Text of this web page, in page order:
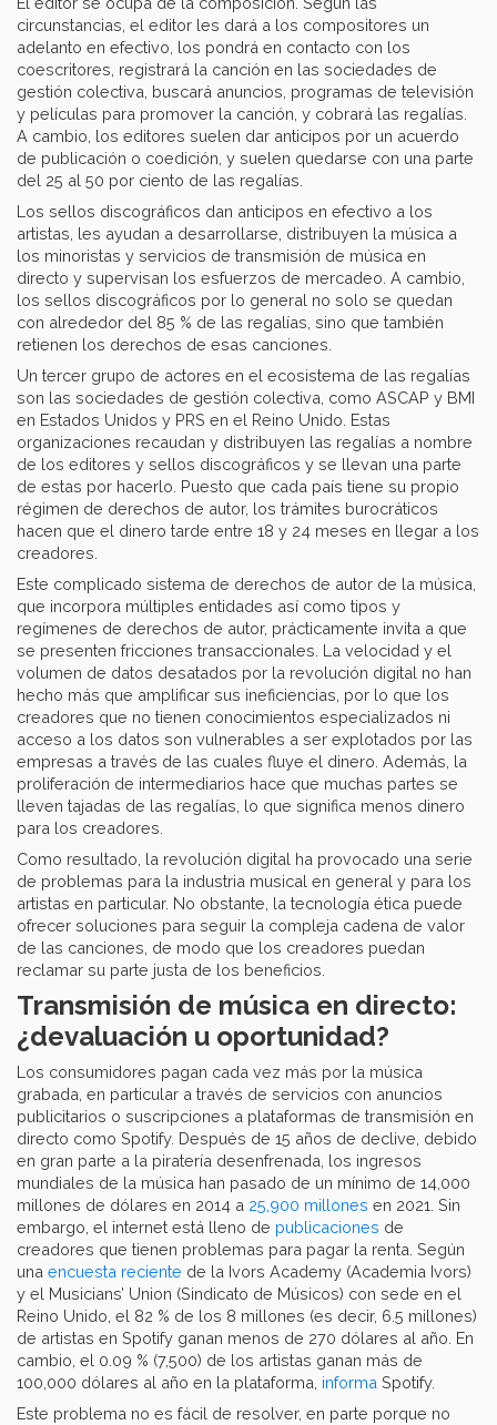
circunstancias, el editor les dará a los compositores un
adelanto en efectivo, los pondrá en contacto con los
coescritores, registrará la canción en las sociedades de
gestión colectiva, buscará anuncios, programas de televisión
y películas para promover la canción, y cobrará las regalías.
A cambio, los editores suelen dar anticipos por un acuerdo
de publicación o coedición, y suelen quedarse con una parte
del 25 al 50 por ciento de las regalías.
Los sellos discográficos dan anticipos en efectivo a los
artistas, les ayudan a desarrollarse, distribuyen la música a
los minoristas y servicios de transmisión de música en
directo y supervisan los esfuerzos de mercadeo. A cambio,
los sellos discográficos por lo general no solo se quedan
con alrededor del 85 % de las regalías, sino que también
retienen los derechos de esas canciones.
Un tercer grupo de actores en el ecosistema de las regalías
son las sociedades de gestión colectiva, como ASCAP y BMI
en Estados Unidos y PRS en el Reino Unido. Estas
organizaciones recaudan y distribuyen las regalías a nombre
de los editores y sellos discográficos y se llevan una parte
de estas por hacerlo. Puesto que cada país tiene su propio
régimen de derechos de autor, los trámites burocráticos
hacen que el dinero tarde entre 18 y 24 meses en llegar a los
creadores.
Este complicado sistema de derechos de autor de la música,
que incorpora múltiples entidades así como tipos y
regímenes de derechos de autor, prácticamente invita a que
se presenten fricciones transaccionales. La velocidad y el
volumen de datos desatados por la revolución digital no han
hecho más que amplificar sus ineficiencias, por lo que los
creadores que no tienen conocimientos especializados ni
acceso a los datos son vulnerables a ser explotados por las
empresas a través de las cuales fluye el dinero. Además, la
proliferación de intermediarios hace que muchas partes se
lleven tajadas de las regalías, lo que significa menos dinero
para los creadores.
Como resultado, la revolución digital ha provocado una serie
de problemas para la industria musical en general y para los
artistas en particular. No obstante, la tecnología ética puede
ofrecer soluciones para seguir la compleja cadena de valor
de las canciones, de modo que los creadores puedan
reclamar su parte justa de los beneficios.
Transmisión de música en directo:
¿devaluación u oportunidad?
Los consumidores pagan cada vez más por la música
grabada, en particular a través de servicios con anuncios
publicitarios o suscripciones a plataformas de transmisión en
directo como Spotify. Después de 15 años de declive, debido
en gran parte a la piratería desenfrenada, los ingresos
mundiales de la música han pasado de un mínimo de 14,000
millones de dólares en 2014 a 25,900 millones en 2021. Sin
embargo, el internet está lleno de publicaciones de
creadores que tienen problemas para pagar la renta. Según
una encuesta reciente de la Ivors Academy (Academia Ivors)
y el Musicians’ Union (Sindicato de Músicos) con sede en el
Reino Unido, el 82 % de los 8 millones (es decir, 6.5 millones)
de artistas en Spotify ganan menos de 270 dólares al año. En
cambio, el 0.09 % (7,500) de los artistas ganan más de
100,000 dólares al año en la plataforma, informa Spotify.
Este problema no es fácil de resolver, en parte porque no